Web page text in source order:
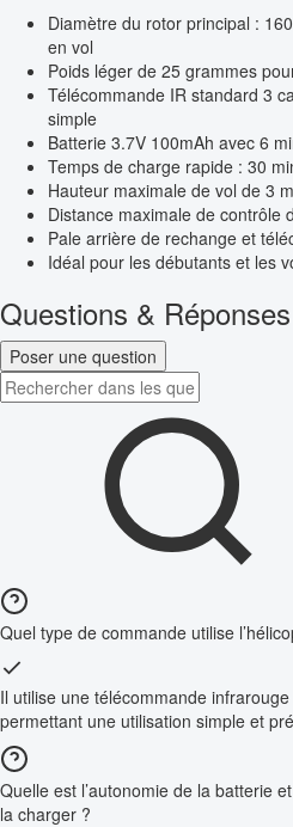
Diamètre du rotor principal :
en vol
Poids léger de 25 grammes
Télécommande IR standard 3
simple
Batterie 3.7V 100mAh avec 6
Temps de charge rapide : 30
Hauteur maximale de vol de 3
Distance maximale de contrôle
Pale arrière de rechange et
Idéal pour les débutants et les
Questions &
Poser une question
Quel type de commande utilise
Il utilise une télécommande
permettant une utilisation simple et
Quelle est l’autonomie de la batterie
la charger ?